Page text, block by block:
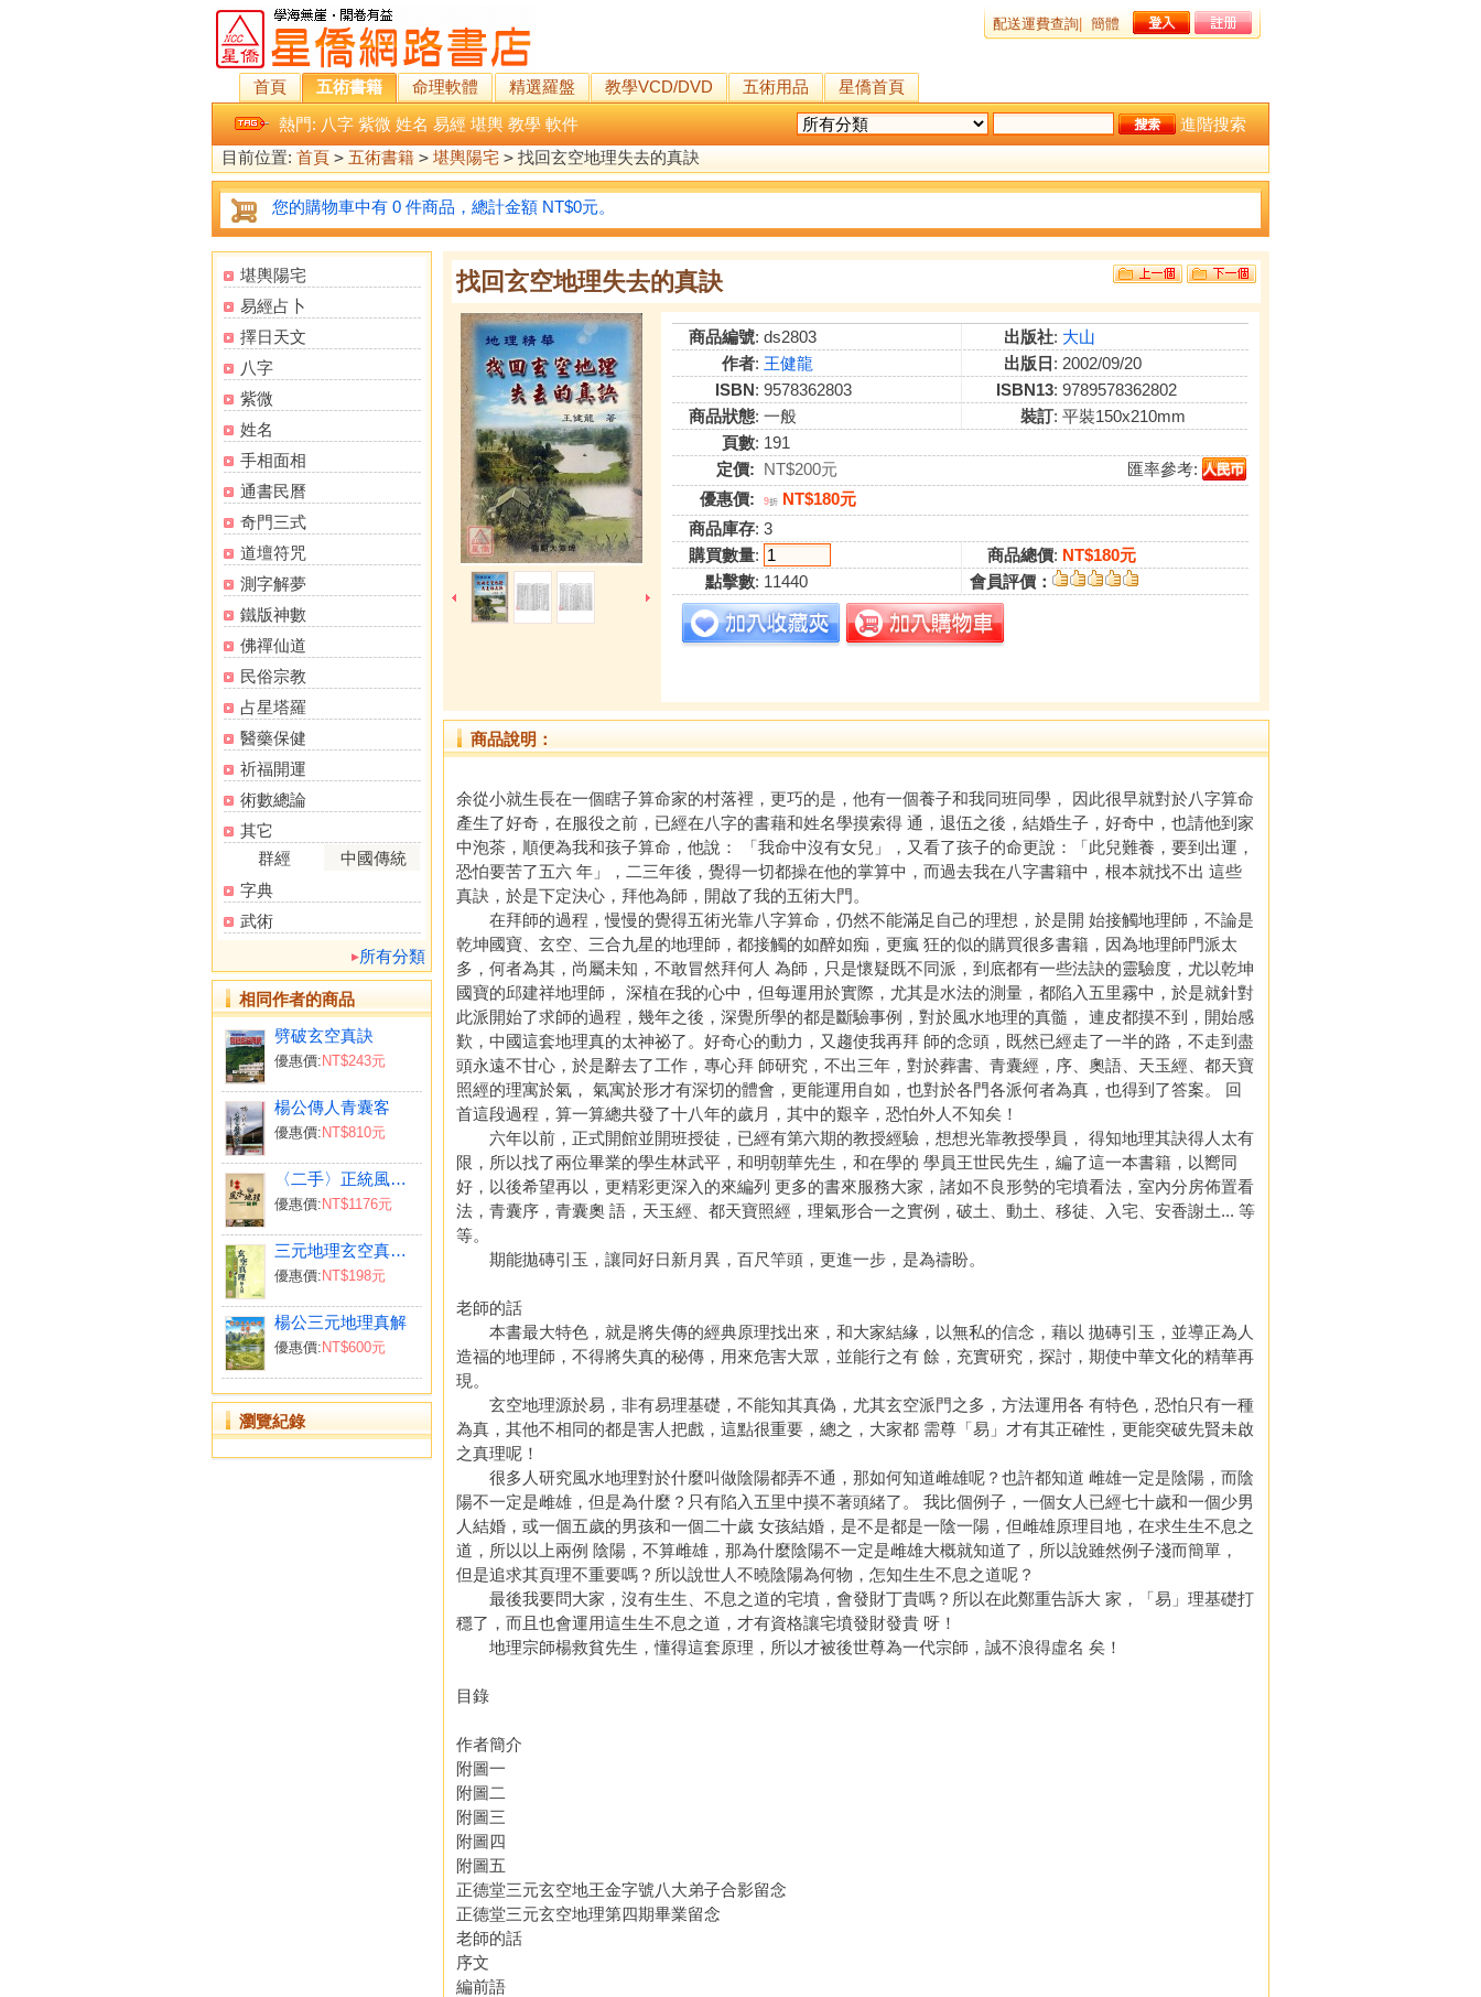
配送運費查詢 簡體
首頁 五術書籍 命理軟體 精選羅盤 教學VCD/DVD 五術用品
星僑首頁
熱門: 八字 紫微 姓名 易經 堪輿 教學 軟件
進階搜索
目前位置: 首頁 > 五術書籍 > 堪輿陽宅 > 找回玄空地理失去的真訣
您的購物車中有 0 件商品，總計金額 NT$0元。
堪輿陽宅
易經占卜
擇日天文
八字
紫微
姓名
手相面相
通書民曆
奇門三式
道壇符咒
測字解夢
鐵版神數
佛禪仙道
民俗宗教
占星塔羅
醫藥保健
祈福開運
術數總論
其它
群經
中國傳統
字典
武術
所有分類
相同作者的商品
劈破玄空真訣
優惠價: NT$243元
楊公傳人青囊客
優惠價: NT$810元
〈二手〉正統風水地理秘解
優惠價: NT$1176元
三元地理玄空真理無人得
優惠價: NT$198元
楊公三元地理真解
優惠價: NT$600元
瀏覽紀錄
找回玄空地理失去的真訣
商品編號: ds2803 出版社: 大山
作者: 王健龍 出版日 : 2002/09/20
ISBN: 9578362803 ISBN13: 9789578362802
商品狀態: 一般 裝訂: 平裝150x210mm
頁數: 191
定價: NT$200元
匯率參考:
優惠價:
9折 NT$180元
商品庫存: 3
購買數量: 商品總價: NT$180元
點擊數: 11440 會員評價：
商品說明：
余從小就生長在一個瞎子算命家的村落裡，更巧的是，他有一個養子和我同班同學， 因此很早就對於八字算命
產生了好奇，在服役之前，已經在八字的書藉和姓名學摸索得 通，退伍之後，結婚生子，好奇中，也請他到家
中泡茶，順便為我和孩子算命，他說： 「我命中沒有女兒」，又看了孩子的命更說：「此兒難養，要到出運，
恐怕要苦了五六 年」，二三年後，覺得一切都操在他的掌算中，而過去我在八字書籍中，根本就找不出 這些
真訣，於是下定決心，拜他為師，開啟了我的五術大門。
在拜師的過程，慢慢的覺得五術光靠八字算命，仍然不能滿足自己的理想，於是開 始接觸地理師，不論是
乾坤國寶、玄空、三合九星的地理師，都接觸的如醉如痴，更瘋 狂的似的購買很多書籍，因為地理師門派太
多，何者為其，尚屬未知，不敢冒然拜何人 為師，只是懷疑既不同派，到底都有一些法訣的靈驗度，尤以乾坤
國寶的邱建祥地理師， 深植在我的心中，但每運用於實際，尤其是水法的測量，都陷入五里霧中，於是就針對
此派開始了求師的過程，幾年之後，深覺所學的都是斷驗事例，對於風水地理的真髓， 連皮都摸不到，開始感
歎，中國這套地理真的太神祕了。好奇心的動力，又趨使我再拜 師的念頭，既然已經走了一半的路，不走到盡
頭永遠不甘心，於是辭去了工作，專心拜 師研究，不出三年，對於葬書、青囊經，序、奧語、天玉經、都天寶
照經的理寓於氣， 氣寓於形才有深切的體會，更能運用自如，也對於各門各派何者為真，也得到了答案。 回
首這段過程，算一算總共發了十八年的歲月，其中的艱辛，恐怕外人不知矣！
六年以前，正式開館並開班授徒，已經有第六期的教授經驗，想想光靠教授學員， 得知地理其訣得人太有
限，所以找了兩位畢業的學生林武平，和明朝華先生，和在學的 學員王世民先生，編了這一本書籍，以嚮同
好，以後希望再以，更精彩更深入的來編列 更多的書來服務大家，諸如不良形勢的宅墳看法，室內分房佈置看
法，青囊序，青囊奧 語，天玉經、都天寶照經，理氣形合一之實例，破土、動土、移徒、入宅、安香謝土... 等
等。
期能拋磚引玉，讓同好日新月異，百尺竿頭，更進一步，是為禱盼。
老師的話
本書最大特色，就是將失傳的經典原理找出來，和大家結緣，以無私的信念，藉以 拋磚引玉，並導正為人
造福的地理師，不得將失真的秘傳，用來危害大眾，並能行之有 餘，充實研究，探討，期使中華文化的精華再
現。
玄空地理源於易，非有易理基礎，不能知其真偽，尤其玄空派門之多，方法運用各 有特色，恐怕只有一種
為真，其他不相同的都是害人把戲，這點很重要，總之，大家都 需尊「易」才有其正確性，更能突破先賢未啟
之真理呢！
很多人研究風水地理對於什麼叫做陰陽都弄不通，那如何知道雌雄呢？也許都知道 雌雄一定是陰陽，而陰
陽不一定是雌雄，但是為什麼？只有陷入五里中摸不著頭緒了。 我比個例子，一個女人已經七十歲和一個少男
人結婚，或一個五歲的男孩和一個二十歲 女孩結婚，是不是都是一陰一陽，但雌雄原理目地，在求生生不息之
道，所以以上兩例 陰陽，不算雌雄，那為什麼陰陽不一定是雌雄大概就知道了，所以說雖然例子淺而簡單，
但是追求其頁理不重要嗎？所以說世人不曉陰陽為何物，怎知生生不息之道呢？
最後我要問大家，沒有生生、不息之道的宅墳，會發財丁貴嗎？所以在此鄭重告訴大 家，「易」理基礎打
穩了，而且也會運用這生生不息之道，才有資格讓宅墳發財發貴 呀！
地理宗師楊救貧先生，懂得這套原理，所以才被後世尊為一代宗師，誠不浪得虛名 矣！
目錄
作者簡介
附圖一
附圖二
附圖三
附圖四
附圖五
正德堂三元玄空地王金字號八大弟子合影留念
正德堂三元玄空地理第四期畢業留念
老師的話
序文
編前語